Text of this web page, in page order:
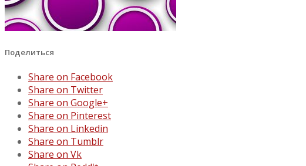
Поделиться
Share on Facebook
Share on Twitter
Share on Google+
Share on Pinterest
Share on Linkedin
Share on Tumblr
Share on Vk